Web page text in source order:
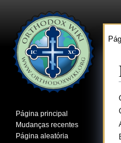
Página principal
Mudanças recentes
Página aleatória